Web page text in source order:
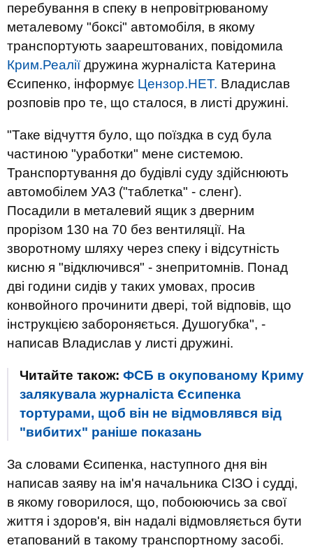
перебування в спеку в непровітрюваному
металевому "боксі" автомобіля, в якому
транспортують заарештованих, повідомила
Крим.Реаліїдружина журналіста Катерина
Єсипенко, інформує Цензор.НЕТ. Владислав
розповів про те, що сталося, в листі дружині.
"Таке відчуття було, що поїздка в суд була
частиною "уработки" мене системою.
Транспортування до будівлі суду здійснюють
автомобілем УАЗ ("таблетка" - сленг).
Посадили в металевий ящик з дверним
прорізом 130 на 70 без вентиляції. На
зворотному шляху через спеку і відсутність
кисню я "відключився" - знепритомнів. Понад
дві години сидів у таких умовах, просив
конвойного прочинити двері, той відповів, що
інструкцією забороняється. Душогубка", -
написав Владислав у листі дружині.
Читайте також: ФСБ в окупованому Криму
залякувала журналіста Єсипенка
тортурами, щоб він не відмовлявся від
"вибитих" раніше показань
За словами Єсипенка, наступного дня він
написав заяву на ім'я начальника СІЗО і судді,
в якому говорилося, що, побоюючись за свої
життя і здоров'я, він надалі відмовляється бути
етапований в такому транспортному засобі.